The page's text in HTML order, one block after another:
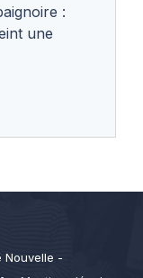
:
une
Nouvelle -